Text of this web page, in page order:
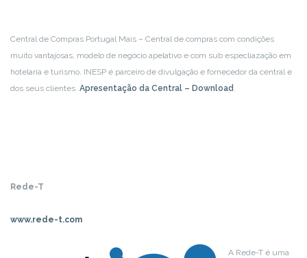
Central de Compras Portugal Mais – Central de compras com condições
muito vantajosas, modelo de negócio apelativo e com sub especliazação em
hotelaria e turismo. INESP é parceiro de divulgação e fornecedor da central e
dos seus clientes. Apresentação da Central – Download
Rede-T
www.rede-t.com
A Rede-T é uma